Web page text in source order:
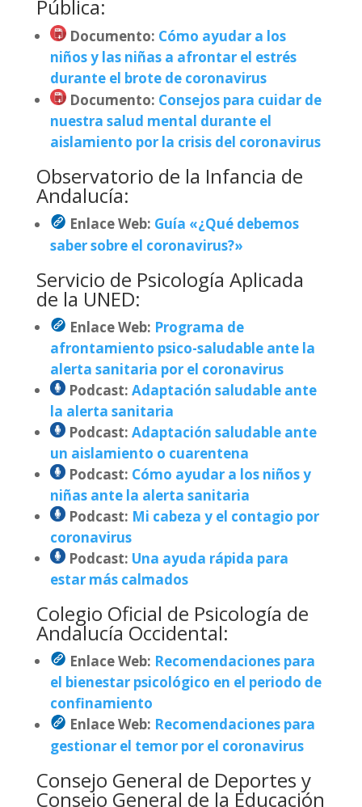
Pública:
Documento: Cómo ayudar a los
niños y las niñas a afrontar el estrés
durante el brote de coronavirus
Documento: Consejos para cuidar de
nuestra salud mental durante el
aislamiento por la crisis del coronavirus
Observatorio de la Infancia de
Andalucía:
Enlace Web: Guía «¿Qué debemos
saber sobre el coronavirus?»
Servicio de Psicología Aplicada
de la UNED:
Enlace Web: Programa de
afrontamiento psico-saludable ante la
alerta sanitaria por el coronavirus
Podcast: Adaptación saludable ante
la alerta sanitaria
Podcast: Adaptación saludable ante
un aislamiento o cuarentena
Podcast: Cómo ayudar a los niños y
niñas ante la alerta sanitaria
Podcast: Mi cabeza y el contagio por
coronavirus
Podcast: Una ayuda rápida para
estar más calmados
Colegio Oficial de Psicología de
Andalucía Occidental:
Enlace Web: Recomendaciones para
el bienestar psicológico en el periodo de
confinamiento
Enlace Web: Recomendaciones para
gestionar el temor por el coronavirus
Consejo General de Deportes y
Consejo General de la Educación